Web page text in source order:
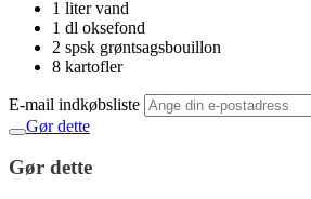
1 liter vand
1 dl oksefond
2 spsk grøntsagsbouillon
8 kartofler
E-mail indkøbsliste
Gør dette
Gør dette